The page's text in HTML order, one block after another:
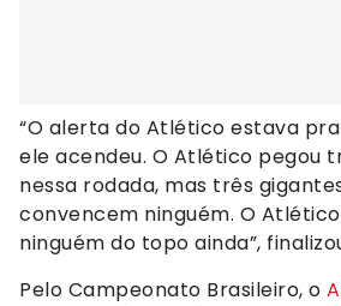
“O alerta do Atlético estava
ele acendeu. O Atlético pegou
nessa rodada, mas três
convencem ninguém. O
ninguém do topo ainda”,
Pelo Campeonato Brasileiro, o